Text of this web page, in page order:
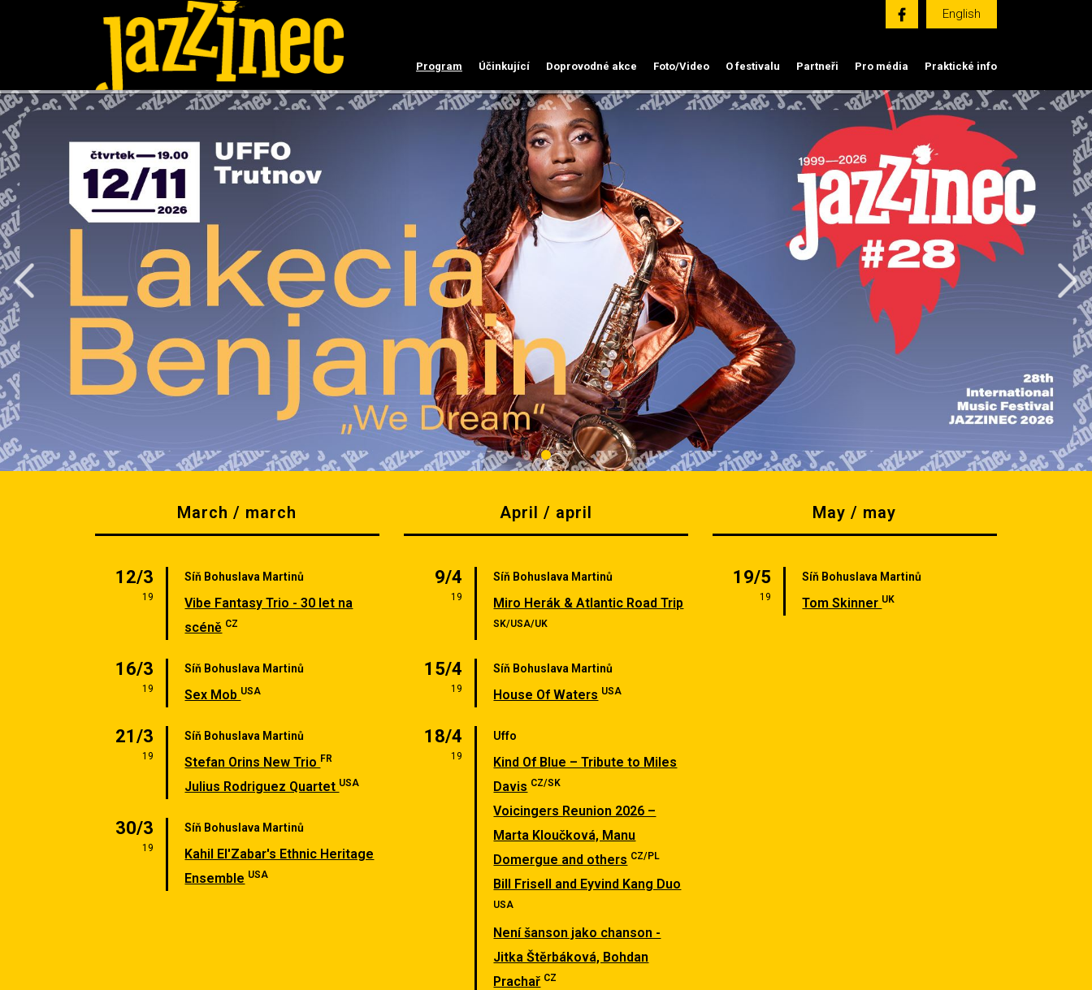
English
Program Účinkující Doprovodné akce Foto/Video O festivalu Partneři Pro média Praktické info
March / march
12/3
19
Síň Bohuslava Martinů
Vibe Fantasy Trio - 30 let na
scéně CZ
16/3
19
Síň Bohuslava Martinů
Sex Mob USA
21/3
19
Síň Bohuslava Martinů
Stefan Orins New Trio FR
Julius Rodriguez Quartet USA
30/3
19
Síň Bohuslava Martinů
Kahil El'Zabar's Ethnic Heritage
Ensemble USA
April / april
9/4
19
Síň Bohuslava Martinů
Miro Herák & Atlantic Road Trip
SK/USA/UK
15/4
19
Síň Bohuslava Martinů
House Of Waters USA
18/4
19
Uffo
Kind Of Blue – Tribute to Miles
Davis CZ/SK
Voicingers Reunion 2026 –
Marta Kloučková, Manu
Domergue and others CZ/PL
Bill Frisell and Eyvind Kang Duo
USA
Není šanson jako chanson -
Jitka Štěrbáková, Bohdan
Prachař CZ
May / may
19/5
19
Síň Bohuslava Martinů
Tom Skinner UK